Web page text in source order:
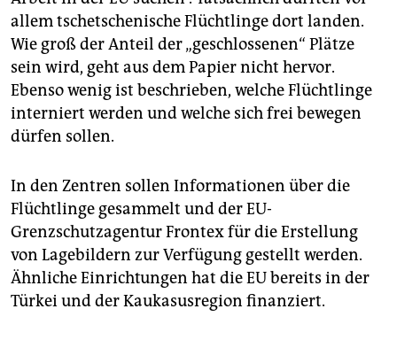
allem tschetschenische Flüchtlinge dort landen.
Wie groß der Anteil der „geschlossenen“ Plätze
sein wird, geht aus dem Papier nicht hervor.
Ebenso wenig ist beschrieben, welche Flüchtlinge
interniert werden und welche sich frei bewegen
dürfen sollen.
In den Zentren sollen Informationen über die
Flüchtlinge gesammelt und der EU-
Grenzschutzagentur Frontex für die Erstellung
von Lagebildern zur Verfügung gestellt werden.
Ähnliche Einrichtungen hat die EU bereits in der
Türkei und der Kaukasusregion finanziert.